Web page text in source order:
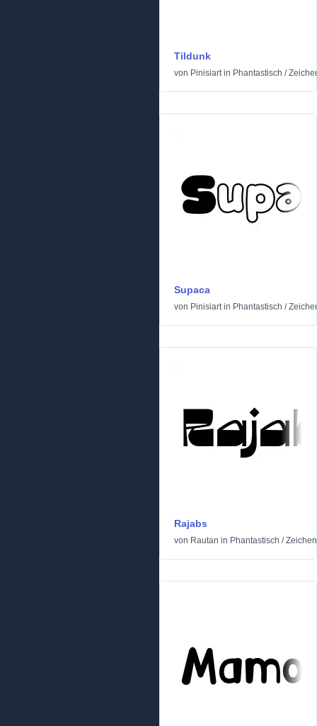
Tildunk
von Pinisiartin Phantastisch /
Supaca
von Pinisiartin Phantastisch /
Rajabs
von Rautan in Phantastisch /